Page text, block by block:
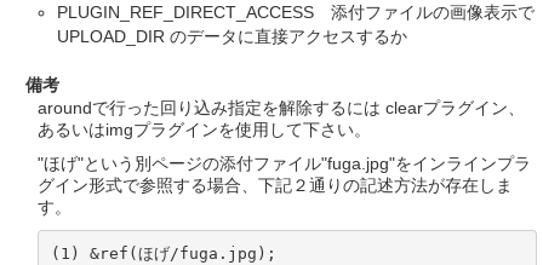
PLUGIN_REF_DIRECT_ACCESS 添付ファイルの画像表示で
UPLOAD_DIR のデータに直接アクセスするか
備考
aroundで行った回り込み指定を解除するには clearプラグイン、
あるいはimgプラグインを使用して下さい。
"ほげ"という別ページの添付ファイル"fuga.jpg"をインラインプラ
グイン形式で参照する場合、下記２通りの記述方法が存在しま
す。
(1) &ref(ほげ/fuga.jpg);